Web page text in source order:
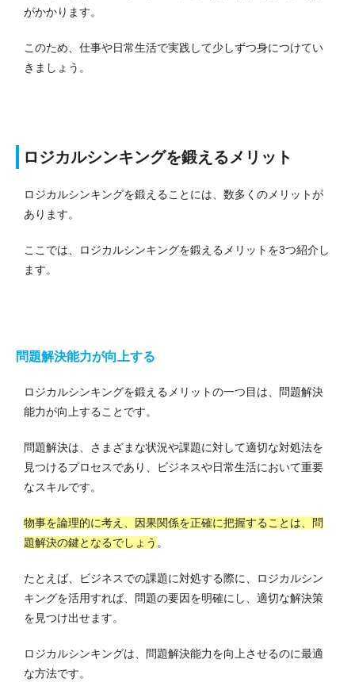
がかかります。
このため、仕事や日常生活で実践して少しずつ身につけてい
きましょう。
ロジカルシンキングを鍛えるメリット
ロジカルシンキングを鍛えることには、数多くのメリットが
あります。
ここでは、ロジカルシンキングを鍛えるメリットを3つ紹介し
ます。
問題解決能力が向上する
ロジカルシンキングを鍛えるメリットの一つ目は、問題解決
能力が向上することです。
問題解決は、さまざまな状況や課題に対して適切な対処法を
見つけるプロセスであり、ビジネスや日常生活において重要
なスキルです。
物事を論理的に考え、因果関係を正確に把握することは、問
題解決の鍵となるでしょう 。
たとえば、ビジネスでの課題に対処する際に、ロジカルシン
キングを活用すれば、問題の要因を明確にし、適切な解決策
を見つけ出せます。
ロジカルシンキングは、問題解決能力を向上させるのに最適
な方法です。